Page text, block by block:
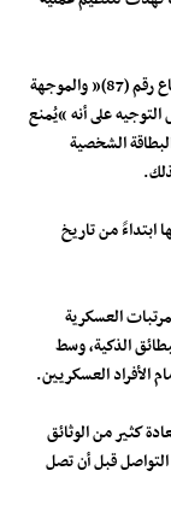
وبحسب الوثيقة الصادرة تحت مسمى “تعليمات وزير الدفاع رقم (87)” والموجهة
التوجيه على أنه “يُمنع
2026م إلا بموجب البطاقة الشخصية
ابتداءً من تاريخ
العسكرية
الذكية، وسط
الأفراد العسكريين.
كثير من الوثائق
قبل أن تصل